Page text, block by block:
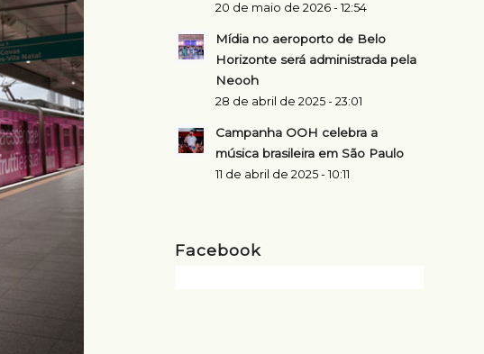
20 de maio de 2026 - 12:54
Mídia no aeroporto de Belo
Horizonte será administrada pela
Neooh
28 de abril de 2025 - 23:01
Campanha OOH celebra a
música brasileira em São Paulo
11 de abril de 2025 - 10:11
Facebook